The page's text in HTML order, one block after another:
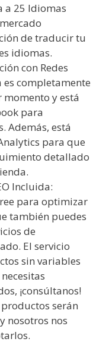
a 25 Idiomas
de traducir tu
idiomas.
con Redes
completamente
y está
para
Además, está
para que
detallado
Incluida:
para optimizar
también puedes
de
El servicio
sin variables
¡consúltanos!
serán
nosotros nos